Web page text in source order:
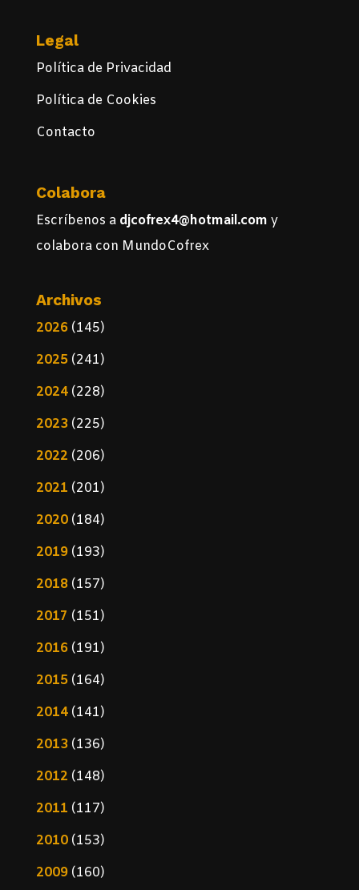
Legal
Política de Privacidad
Política de Cookies
Contacto
Colabora
Escríbenos a djcofrex4@hotmail.com y
colabora con MundoCofrex
Archivos
2026(145)
2025(241)
2024(228)
2023(225)
2022 (206)
2021 (201)
2020(184)
2019(193)
2018(157)
2017 (151)
2016(191)
2015(164)
2014(141)
2013(136)
2012 (148)
2011 (117)
2010(153)
2009(160)